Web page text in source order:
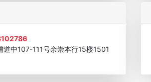
奖牌2015 欧美澳最具价值品牌移民机构
中107-111号余崇本行15楼1501